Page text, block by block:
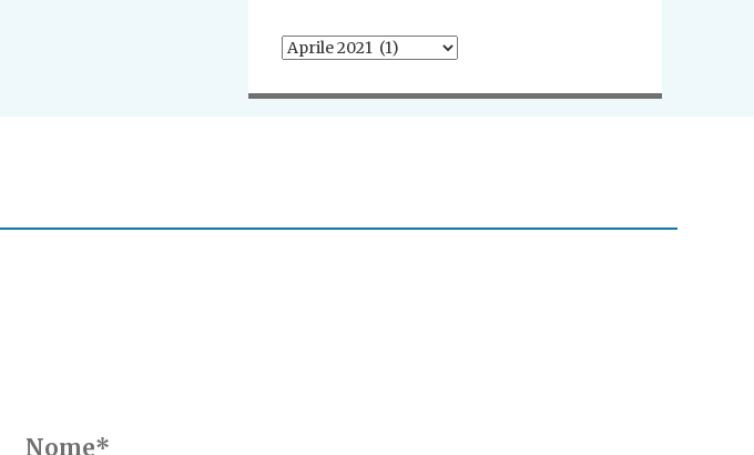
Nome*